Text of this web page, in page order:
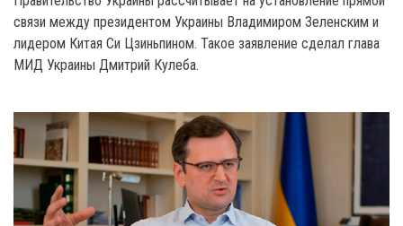
связи между президентом Украины Владимиром Зеленским и
лидером Китая Си Цзиньпином. Такое заявление сделал глава
МИД Украины Дмитрий Кулеба.